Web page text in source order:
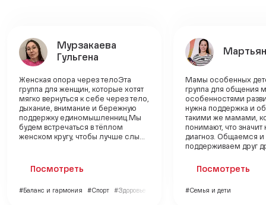
Мурзакаева
Гульгена
Женская опора через телоЭта
группа для женщин, которые хотят
мягко вернуться к себе через тело,
дыхание, внимание и бережную
поддержку единомышленниц.Мы
будем встречаться в тёплом
женском кругу, чтобы лучше слы...
Посмотреть
#Баланс и гармония #Спорт #Здоровье
Мамы особенных
группа для общения
особенностями
нужна поддержка и
такими же мамами,
понимают, что значит
диагноз. Общаемся и
поддерживаем друг
Посмотреть
#Семья и дети